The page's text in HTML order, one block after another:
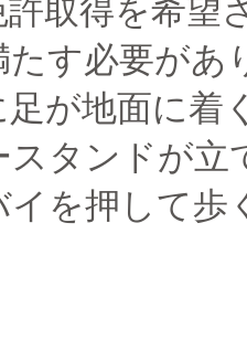
許取得を希望
たす必要があ
が地面に着
タンドが立
を押して歩